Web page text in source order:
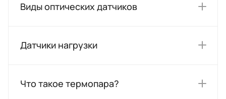
Виды оптических датчиков
Датчики нагрузки
Что такое термопара?